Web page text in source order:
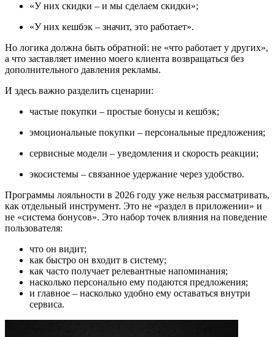
«У них скидки – и мы сделаем скидки»;
«У них кешбэк – значит, это работает».
Но логика должна быть обратной: не «что работает у других»,
а что заставляет именно моего клиента возвращаться без
дополнительного давления рекламы.
И здесь важно разделить сценарии:
частые покупки – простые бонусы и кешбэк;
эмоциональные покупки – персональные предложения;
сервисные модели – уведомления и скорость реакции;
экосистемы – связанное удержание через удобство.
Программы лояльности в 2026 году уже нельзя рассматривать,
как отдельный инструмент. Это не «раздел в приложении» и
не «система бонусов». Это набор точек влияния на поведение
пользователя:
что он видит;
как быстро он входит в систему;
как часто получает релевантные напоминания;
насколько персонально ему подаются предложения;
и главное – насколько удобно ему оставаться внутри
сервиса.